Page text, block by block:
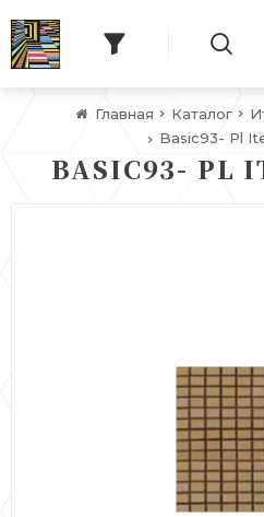
Главная Каталог
Basic93- Pl
BASIC93- PL